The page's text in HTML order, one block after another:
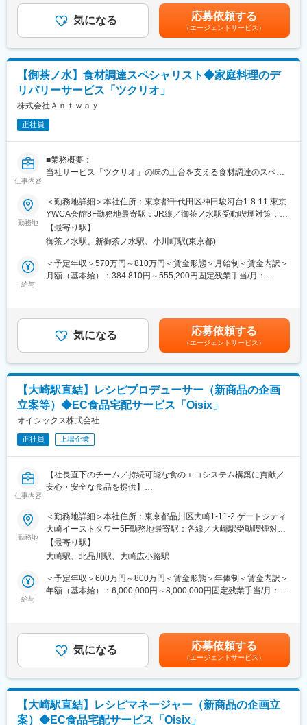
◇育休・産休の取得実績も豊富にあります。仕事には積極的に、
オフも積極的に、メリハリのついた職場環境です。
・新商品企画の立案・推進
市場・顧客ニーズ調査をもとに、新商品企画から試作、価格設計
で商品リリースを推進する
・販売企画・改善サイクルの運用
Cake.jpのシーズナル（バレンタイン／ホワイトデー／Xmas）や
ギフトカテゴリに沿った商品バイイング・他社協業企画を行い、
販促・売上分析を通じて商品改善につなげる
■商品調達
・商品調達・OEM先の統括
MD計画に基づき、加盟店舗・OEM先との商品調達をディレクシ
ョンし、原価・納期・取引条件の交渉を行う
新規OEM先・新規取引先の開拓を行うとともに、発注計画の策
定、稟議対応、発注期限・数量の管理を担う
・生産進行・リスク対応
生産スケジュールの調整を行い、遅延や品質などのトラブル発生
【当社について】
私たちは、単なるEC事業にとどまらず、製菓業界のDXを推進す
る第一人者を目指し、モバイルオーダーや原材料発注システムと
いった新規事業を次々と立ち上げています。また、フードロス削
減や働き方改革にも取り組んでおり、加盟店向けに完全受注生産
型の冷凍ケーキ製造を提案。さらに、特許出願中の冷凍製法や専
用パッケージを活用し、冷凍ケーキの品質向上にも注力すること
で、業界の持続的な発展に貢献しています。
変更の範囲：会社の定める業務
賞与実績:会社業績および個人業績による賃金はあくまでも目安の
金額であり、選考を通じて上下する可能性があります。月給(月額)
は固定手当を含めた表記です。
気になる 応募依頼する
（エージェントサービス）
【御茶ノ水】食材調達スペシャリスト◆家庭料理のデ
リバリーサービス「ツクリオ」
株式会社Ａｎｔｗａｙ
正社員
仕事内容
■業務概要：
当社サービス「ツクリオ」の味の土台を支える食材調達のスペシ
くお任せします。
まずは料理の主役である「主菜」に使用する食材カテゴリーより
着手し、将来的には全カテゴリーへと領域を広げていただきま
す。
■業務内容：
（1）戦略的パートナーシップの構築・選定
・供給体制のポートフォリオ最適化：事業拡大に伴うリスク分散
や効率化を見据え、ジャンルごとに最適なサプライヤー構成の再
ームの構築。
（2）開発購買（商品開発との連携）
・食材スペックの定義：商品開発チームと連携し、メニューの魅
力を最大化させる食材の選定・試作支援。
・市場トレンドのフィードバック：仕入先からの情報を活かし、
季節に応じた食材の提案やコストパフォーマンスに優れた代替品
の提案。
（3）調達品質の管理・改善
・納入品質のスタンダード構築：異物混入の低減や、鮮度劣化を
防ぐための配送・保管基準の策定と運用
プライヤーへのフィードバック、および具体的な改善策の立案・
実行。
・継続的な品質アップデート：顧客からの声を分析し、より高い
満足度を得るための仕入れ基準のブラッシュアップ。
■入社後の業務ステップ：
まずは、現在進行中のプロジェクトを主導し、Antwayの食材調達
・「できること」の解像度を上げる：パートナー企業の製造設備
や強みを把握し、「その会社で何が作れるのか」「それが自社の
メニューをどう進化させるのか」を言語化します。
・部門間連携（メニュー開発チームとの共創）：食材サンプルを
元にした試作や検食を行い、現場のフィードバックを調達基準に
反映させます。
勤務地
＜勤務地詳細＞本社住所：東京都千代田区神田駿河台1-8-11 東京
YWCA会館8F勤務地最寄駅：JR線／御茶ノ水駅受動喫煙対策：そ
の他（屋内禁煙※喫煙に関する社内規定あり）変更の範囲：会社の
定める事業所（リモートワーク含む）
【最寄り駅】
御茶ノ水駅、新御茶ノ水駅、小川町駅(東京都)
給与
＜予定年収＞570万円～810万円＜賃金形態＞月給制＜賃金内訳＞
月額（基本給）：384,810円～555,200円固定残業手当/月：
＞・昇給機会：1年に1回程度・正社員全員に交付ガイドラインに
則ったストックオプションの付与有り賃金はあくまでも目安の金
額であり、選考を通じて上下する可能性があります。月給(月額)は
固定手当を含めた表記です。
気になる 応募依頼する
（エージェントサービス）
【大崎駅直結】レシピプロデューサー（新商品の企画
立案等）◆EC食品宅配サービス「Oisix」
オイシックス株式会社
正社員 上場企業
仕事内容
【社長直下のチーム／持続可能な食のエコシステム構築に貢献／
安心・安全な食品を提供】
■業務概要：
・女性多数活躍。オイシックス・ラ・大地のブランドで素敵なメ
ニューを作りませんか？
■業務内容：
・新サービス、新商品の企画立案およびメニュー要件設計
・メニューやレシピの開発（要件定義、原価計算、メニュー名や
※オイシックス・ラ・大地が所有するブランドだけでなく、難易度
の高い案件や、他社とのアライアンスなどのサービス要件・レシ
・社長直下の精鋭チームにおいて、次世代（5年・10年先）の経
営の柱となる新規サービス・商品をゼロから構想し、具現化する
ことが最大の使命です。
勤務地
＜勤務地詳細＞本社住所：東京都品川区大崎1-11-2 ゲートシティ
大崎イーストタワー5F勤務地最寄駅：各線／大崎駅受動喫煙対
策：屋内全面禁煙変更の範囲：会社の定める事業所（リモートワ
ーク含む）
【最寄り駅】
大崎駅、北品川駅、大崎広小路駅
給与
＜予定年収＞600万円～800万円＜賃金形態＞年俸制＜賃金内訳＞
年額（基本給）：6,000,000円～8,000,000円固定残業手当/月：
給与補足＞※給与は前職考慮の上、経験・スキルに応じて決定しま
す。■昇給：有賃金はあくまでも目安の金額であり、選考を通じて
上下する可能性があります。月給(月額)は固定手当を含めた表記で
す。
気になる 応募依頼する
（エージェントサービス）
【大崎駅直結】レシピマネージャー（新商品の企画立
案）◆EC食品宅配サービス「Oisix」